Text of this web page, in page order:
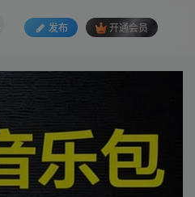
发布 开通会员